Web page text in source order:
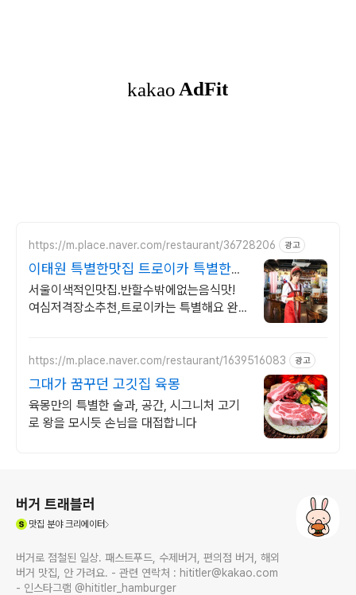
https://m.place.naver.com/restaurant/36728206 광고
이태원 특별한맛집 트로이카 특별한날
&기념일&로멘틱
서울이색적인맛집.반할수밖에없는음식맛!
여심저격장소추천,트로이카는 특별해요 완
https://m.place.naver.com/restaurant/1639516083 광고
그대가 꿈꾸던 고깃집 육몽
육몽만의 특별한 술과, 공간, 시그니처 고기
로 왕을 모시듯 손님을 대접합니다
버거 트래블러
맛집 분야 크리에이터
버거로 점철된 일상. 패스트푸드, 수제버거, 편의점 버거, 해외
버거 맛집, 안 가려요. - 관련 연락처 : hititler@kakao.com
- 인스타그램 @hititler_hamburger